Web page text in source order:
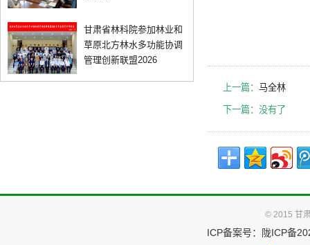
上一篇： 马全林
下一篇：没有了
甘肃省林科院参加林业和
草原北方林水多功能协调
管理创新联盟2026
© 2015 甘
ICP备案号：
陇ICP备